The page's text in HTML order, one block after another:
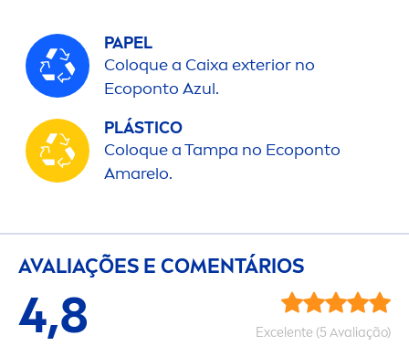
PAPEL
Coloque a Caixa exterior no
Ecoponto Azul.
PLÁSTICO
Coloque a Tampa no Ecoponto
Amarelo.
AVALIAÇÕES E COMENTÁRIOS
4,8 Excelente (5 Avaliação)